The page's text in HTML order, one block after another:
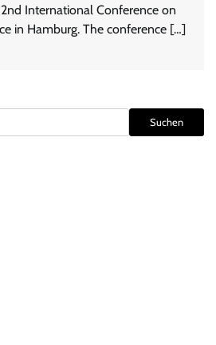
International Conference on
in Hamburg. The conference […]
Suchen